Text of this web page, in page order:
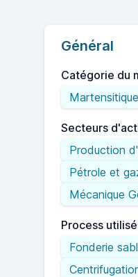
Général
Catégorie du
Martensitique
Secteurs
Production
Pétrole et
Mécanique
Process
Fonderie